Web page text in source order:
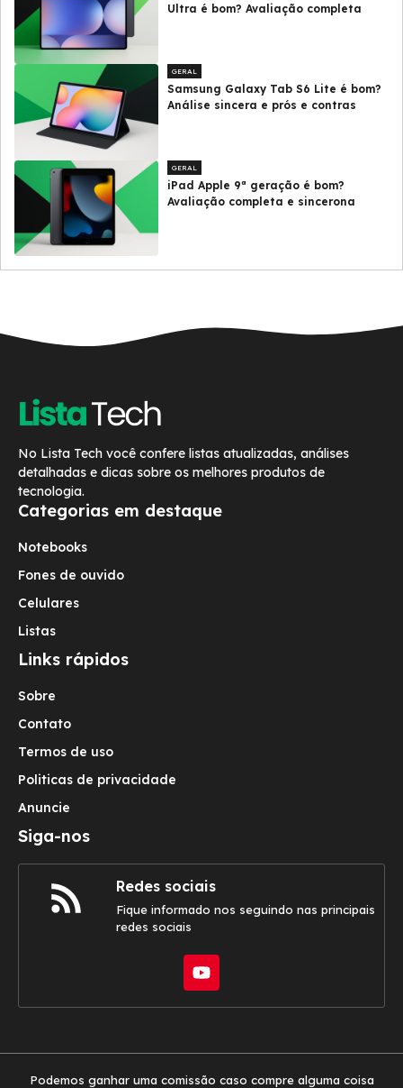
Ultra é bom? Avaliação completa
GERAL
Samsung Galaxy Tab S6 Lite é bom?
Análise sincera e prós e contras
GERAL
iPad Apple 9ª geração é bom?
Avaliação completa e sincerona
No Lista Tech você confere listas atualizadas, análises
detalhadas e dicas sobre os melhores produtos de
tecnologia.
Categorias em destaque
Notebooks
Fones de ouvido
Celulares
Listas
Links rápidos
Sobre
Contato
Termos de uso
Politicas de privacidade
Anuncie
Siga-nos
Redes sociais
Fique informado nos seguindo nas principais
redes sociais
Podemos ganhar uma comissão caso compre alguma coisa